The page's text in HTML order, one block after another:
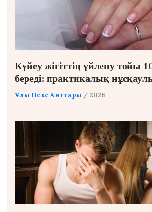
Күйеу жігіттің үйлену тойы
береді: практикалық
Ұлы Неке Анттары / 2026